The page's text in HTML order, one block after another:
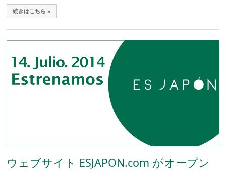
続きはこちら »
ウェブサイト ESJAPON.com がオープン